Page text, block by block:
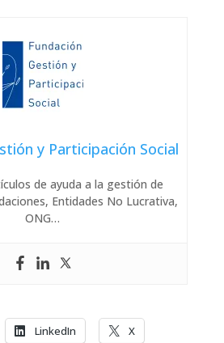
y Participación Social
de ayuda a la gestión de
Entidades No Lucrativa,
ONG…
LinkedIn X